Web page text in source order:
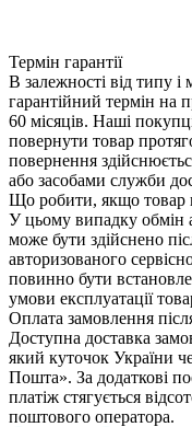
Термін гарантії
В залежності від типу
гарантійний термін на
60 місяців. Наші
повернути товар
повернення
або засобами служби
Що робити, якщо товар
У цьому випадку обмін
може бути здійснено
авторизованого
повинно бути
умови експлуатації
Оплата замовлення
Доступна доставка
який куточок України
Пошта». За додаткові
платіж стягується
поштового оператора.